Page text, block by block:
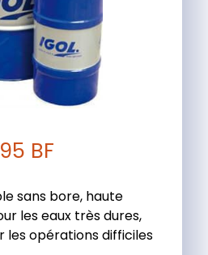
BF
sans bore, haute
les eaux très dures,
les opérations difficiles